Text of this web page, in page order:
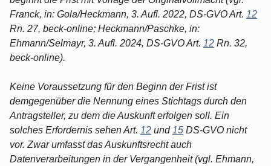
Franck, in: Gola/Heckmann, 3. Aufl. 2022, DS-GVO Art. 12
Rn. 27, beck-online; Heckmann/Paschke, in:
Ehmann/Selmayr, 3. Aufl. 2024, DS-GVO Art. 12 Rn. 32,
beck-online).
Keine Voraussetzung für den Beginn der Frist ist
demgegenüber die Nennung eines Stichtags durch den
Antragsteller, zu dem die Auskunft erfolgen soll. Ein
solches Erfordernis sehen Art. 12 und 15 DS-GVO nicht
vor. Zwar umfasst das Auskunftsrecht auch
Datenverarbeitungen in der Vergangenheit (vgl. Ehmann,